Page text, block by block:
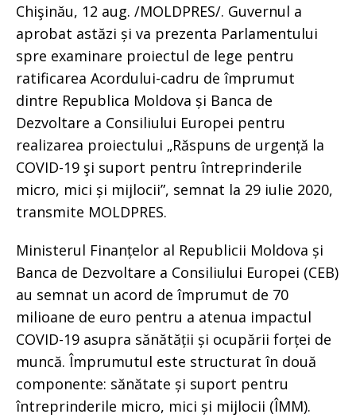
Chişinău, 12 aug. /MOLDPRES/. Guvernul a
aprobat astăzi și va prezenta Parlamentului
spre examinare proiectul de lege pentru
ratificarea Acordului-cadru de împrumut
dintre Republica Moldova și Banca de
Dezvoltare a Consiliului Europei pentru
realizarea proiectului „Răspuns de urgență la
COVID-19 şi suport pentru întreprinderile
micro, mici și mijlocii”, semnat la 29 iulie 2020,
transmite MOLDPRES.
Ministerul Finanțelor al Republicii Moldova și
Banca de Dezvoltare a Consiliului Europei (CEB)
au semnat un acord de împrumut de 70
milioane de euro pentru a atenua impactul
COVID-19 asupra sănătății și ocupării forței de
muncă. Împrumutul este structurat în două
componente: sănătate și suport pentru
întreprinderile micro, mici și mijlocii (ÎMM).